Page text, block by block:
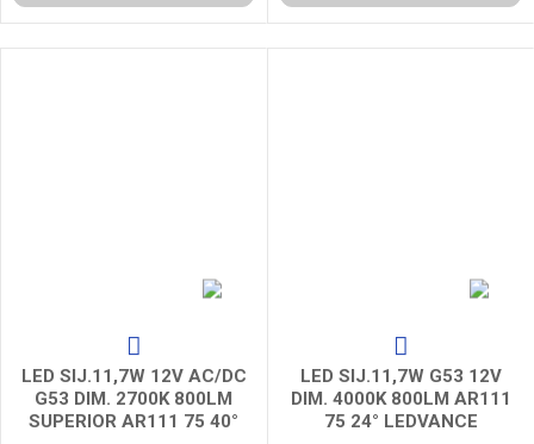
LED SIJ.11,7W 12V AC/DC
G53 DIM. 2700K 800LM
SUPERIOR AR111 75 40°
LED SIJ.11,7W G53 12V
DIM. 4000K 800LM AR111
75 24° LEDVANCE